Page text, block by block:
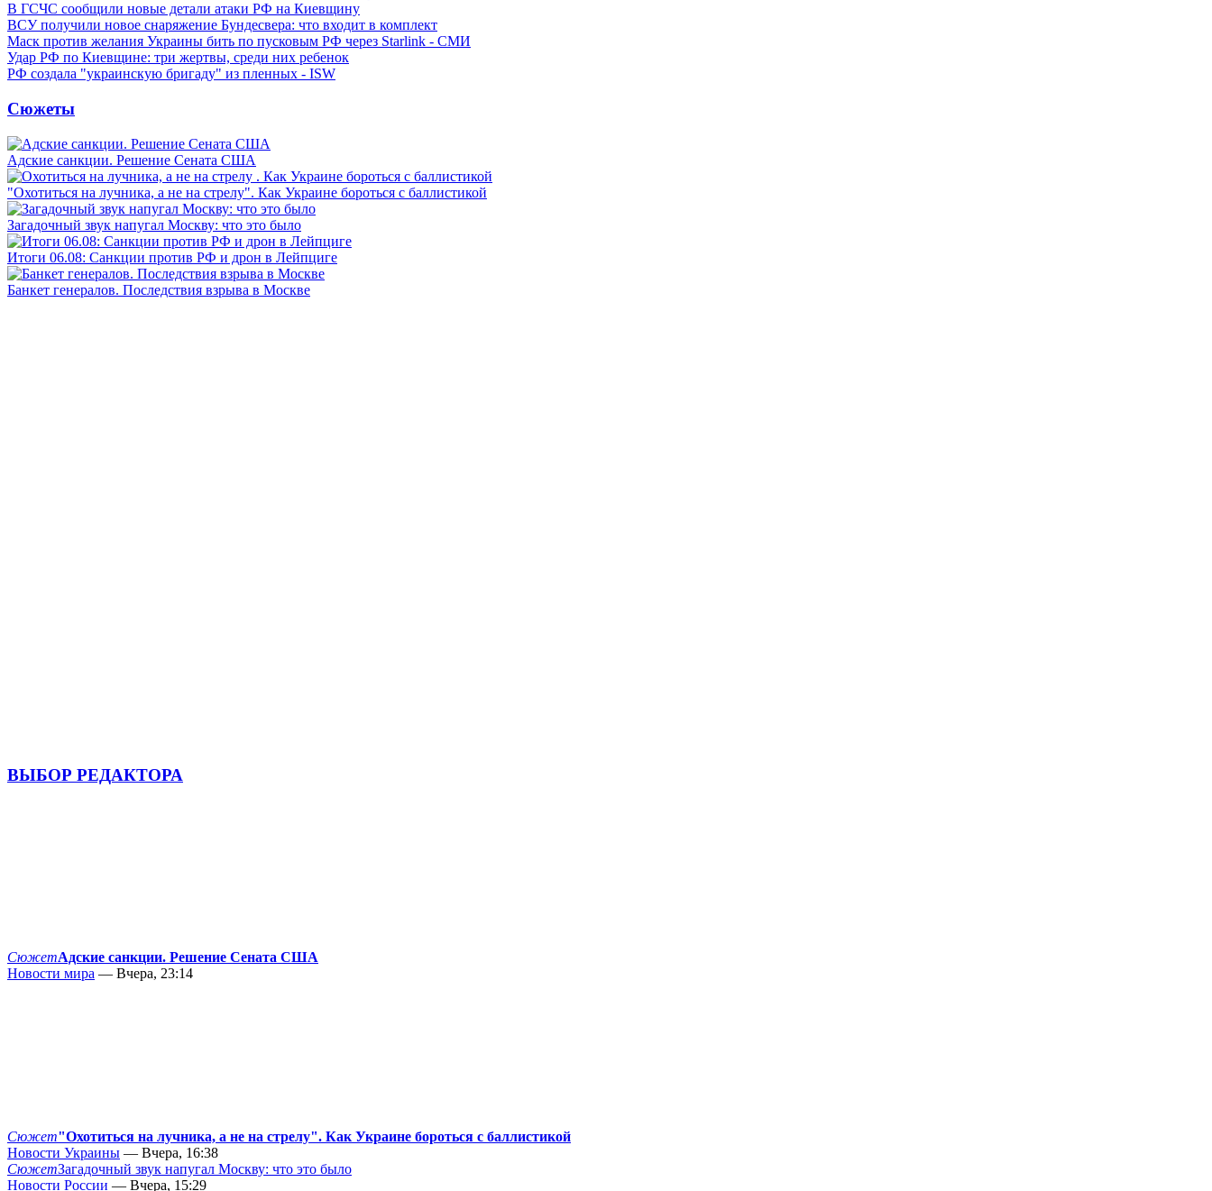
В ГСЧС сообщили новые детали атаки РФ на Киевщину
ВСУ получили новое снаряжение Бундесвера: что входит в комплект
Маск против желания Украины бить по пусковым РФ через Starlink - СМИ
Удар РФ по Киевщине: три жертвы, среди них ребенок
РФ создала "украинскую бригаду" из пленных - ISW
Сюжеты
Адские санкции. Решение Сената США
"Охотиться на лучника, а не на стрелу". Как Украине бороться с баллистикой
Загадочный звук напугал Москву: что это было
Итоги 06.08: Санкции против РФ и дрон в Лейпциге
Банкет генералов. Последствия взрыва в Москве
ВЫБОР РЕДАКТОРА
СюжетАдские санкции. Решение Сената США
Новости мира — Вчера, 23:14
Сюжет"Охотиться на лучника, а не на стрелу". Как Украине бороться с баллистикой
Новости Украины — Вчера, 16:38
СюжетЗагадочный звук напугал Москву: что это было
Новости России — Вчера, 15:29